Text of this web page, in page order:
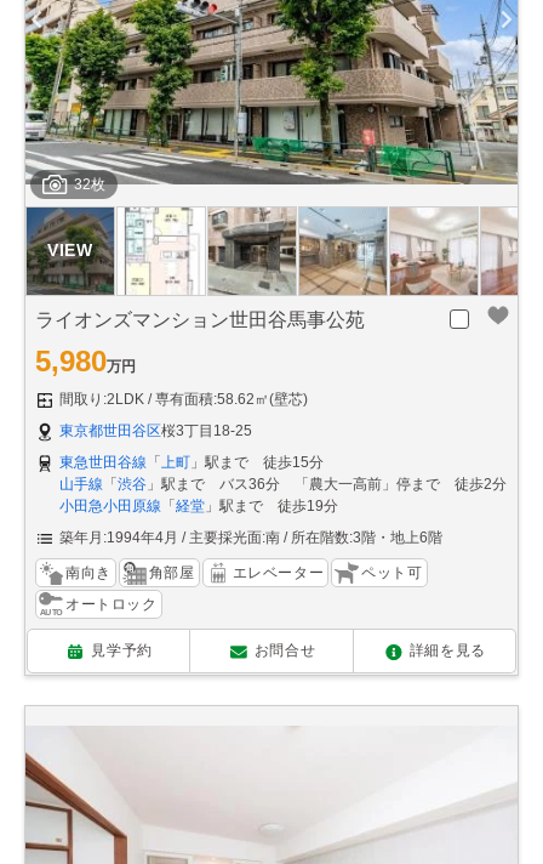
32枚
ライオンズマンション世田谷馬事公苑
5,980万円
間取り:2LDK
専有面積:58.62㎡(壁芯)
東京都世田谷区桜3丁目18-25
東急世田谷線 「 上町 」駅まで 徒歩15分
山手線 「渋谷 」駅まで バス36分 「農大一高前」停まで 徒歩2分
小田急小田原線 「経堂 」駅まで 徒歩19分
築年月:1994年4月
主要採光面:南 所在階数:3階・地上6階
南向き 角部屋 エレベーター
ペット可
オートロック
見学予約 お問合せ 詳細を見る